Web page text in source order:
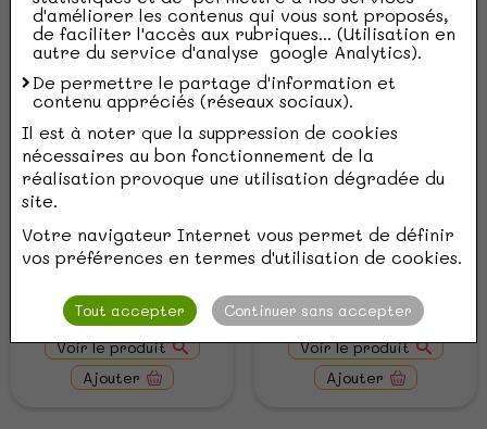
3,00 €
Voir le produit
Ajouter
4,00 €
pièces
Voir le produit
Ajouter
d'améliorer les contenus qui vous sont proposés,
de faciliter l'accès aux rubriques... (Utilisation en
autre du service d'analyse google Analytics).
De permettre le partage d'information et
contenu appréciés (réseaux sociaux).
Il est à noter que la suppression de cookies
nécessaires au bon fonctionnement de la
réalisation provoque une utilisation dégradée du
site.
Votre navigateur Internet vous permet de définir
vos préférences en termes d'utilisation de cookies.
Tout accepter Continuer sans accepter